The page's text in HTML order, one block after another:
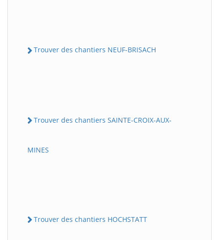
Trouver des chantiers NEUF-BRISACH
Trouver des chantiers SAINTE-CROIX-AUX-
MINES
Trouver des chantiers HOCHSTATT